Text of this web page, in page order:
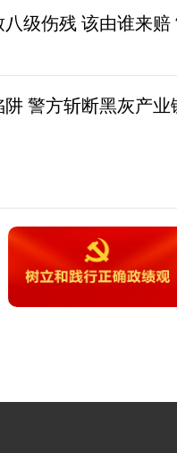
级伤残 该由谁来赔
警方斩断黑灰产业